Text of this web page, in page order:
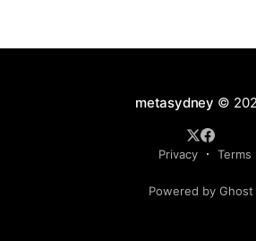
metasydney ©
Privacy Terms
Powered by Ghost